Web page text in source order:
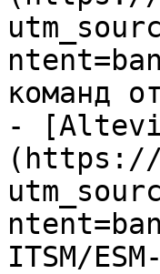
команд
-
ITSM/